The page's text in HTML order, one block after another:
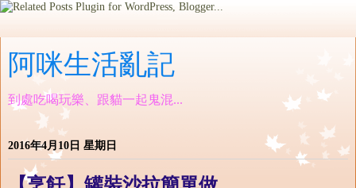
阿咪生活亂記
到處吃喝玩樂、跟貓一起鬼混...
2016年4月10日 星期日